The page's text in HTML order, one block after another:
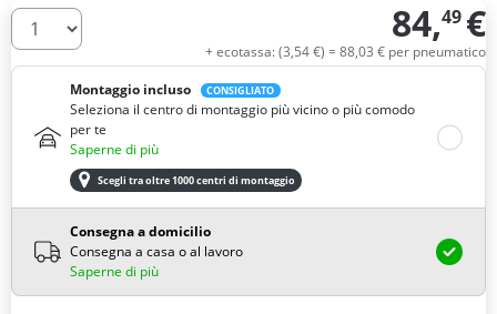
Quantità 84,49 €
+ ecotassa: (3,54€) = 88,03 € per pneumatico
Montaggio incluso
CONSIGLIATO
Seleziona il centro di montaggio più vicino o più comodo
per te
Saperne di più
Scegli tra oltre 1000 centri di montaggio
Consegna a domicilio
Consegna a casa o al lavoro
Saperne di più